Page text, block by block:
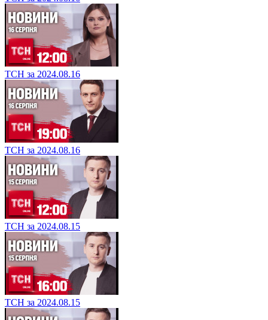
ТСН за 2024.08.16
ТСН за 2024.08.16
ТСН за 2024.08.15
ТСН за 2024.08.15